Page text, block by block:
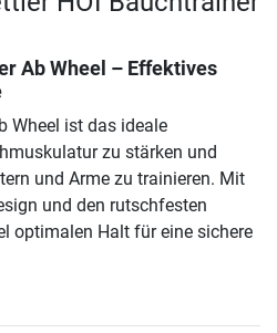
Ab Wheel – Effektives
Wheel ist das ideale
zu stärken und
und Arme zu trainieren. Mit
und den rutschfesten
optimalen Halt für eine sichere